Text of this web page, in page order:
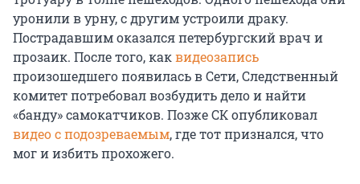
уронили в урну, с другим устроили драку.
Пострадавшим оказался петербургский врач и
прозаик. После того, каквидеозапись
произошедшего появилась в Сети, Следственный
комитет потребовал возбудить дело и найти
«банду» самокатчиков. Позже СК опубликовал
видео с подозреваемым, где тот признался, что
мог и избить прохожего.